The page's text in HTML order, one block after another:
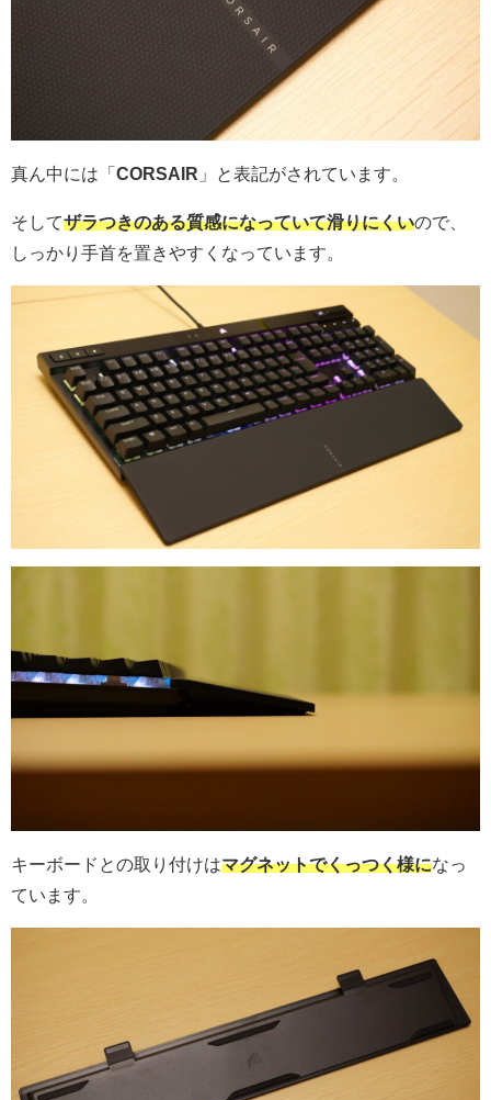
真ん中には「CORSAIR 」と表記がされています。
そしてザラつきのある質感になっていて滑りにくいので、
しっかり手首を置きやすくなっています。
キーボードとの取り付けはマグネットでくっつく様になっ
ています。